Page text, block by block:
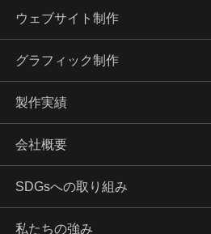
ウェブサイト制作
グラフィック制作
製作実績
会社概要
SDGsへの取り組み
私たちの強み